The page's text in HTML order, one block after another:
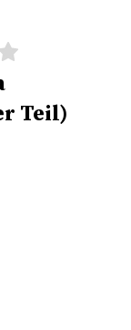
Teil)